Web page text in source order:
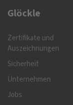
Glöckle
Zertifikate und
Auszeichnungen
Sicherheit
Unternehmen
Jobs